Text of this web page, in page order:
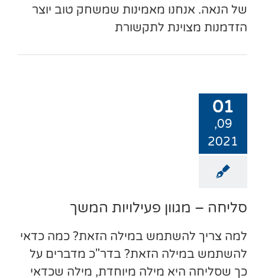
של הנאה. אנחנו מאמינות שמשחק טוב יוצר
הזדמנות מצוינת לתקשורת
01
09,
2021
סליחה – מגוון פעילויות המשך
למה צריך להשתמש במילה הזאת? כמה כדאי
להשתמש במילה הזאת? בדר"כ מדברים על
כך שסליחה היא מילה מיוחדת, מילה שכדאי